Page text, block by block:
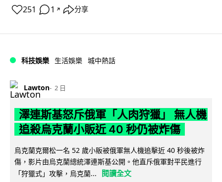
251 1 ↗ 分享
科技娛樂 生活娛樂 城中熱話
Lawton 2 日
澤連斯基怒斥俄軍「人肉狩獵」 無人機
追殺烏克蘭小販近 40 秒仍被炸傷
烏克蘭克爾松一名 52 歲小販被俄軍無人機追擊近 40 秒後被炸
傷，影片由烏克蘭總統澤連斯基公開。他直斥俄軍對平民進行
「狩獵式」攻擊，烏克蘭...
閱讀全文